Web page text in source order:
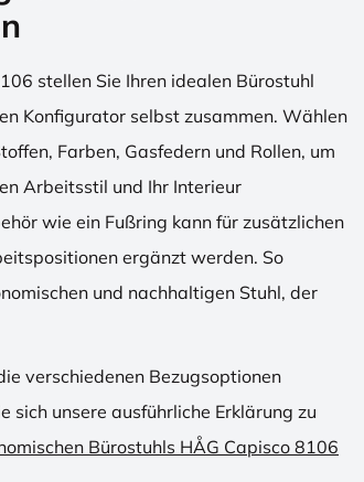
stellen Sie Ihren idealen Bürostuhl
Konfigurator selbst zusammen. Wählen
Farben, Gasfedern und Rollen, um
Arbeitsstil und Ihr Interieur
wie ein Fußring kann für zusätzlichen
ergänzt werden. So
und nachhaltigen Stuhl, der
verschiedenen Bezugsoptionen
sich unsere ausführliche Erklärung zu
Bürostuhls HÅG Capisco 8106